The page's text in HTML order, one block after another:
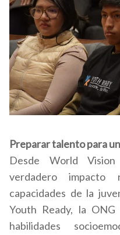
Preparar talento para
Desde World
verdadero
capacidades de la
Youth Ready, la
habilidades